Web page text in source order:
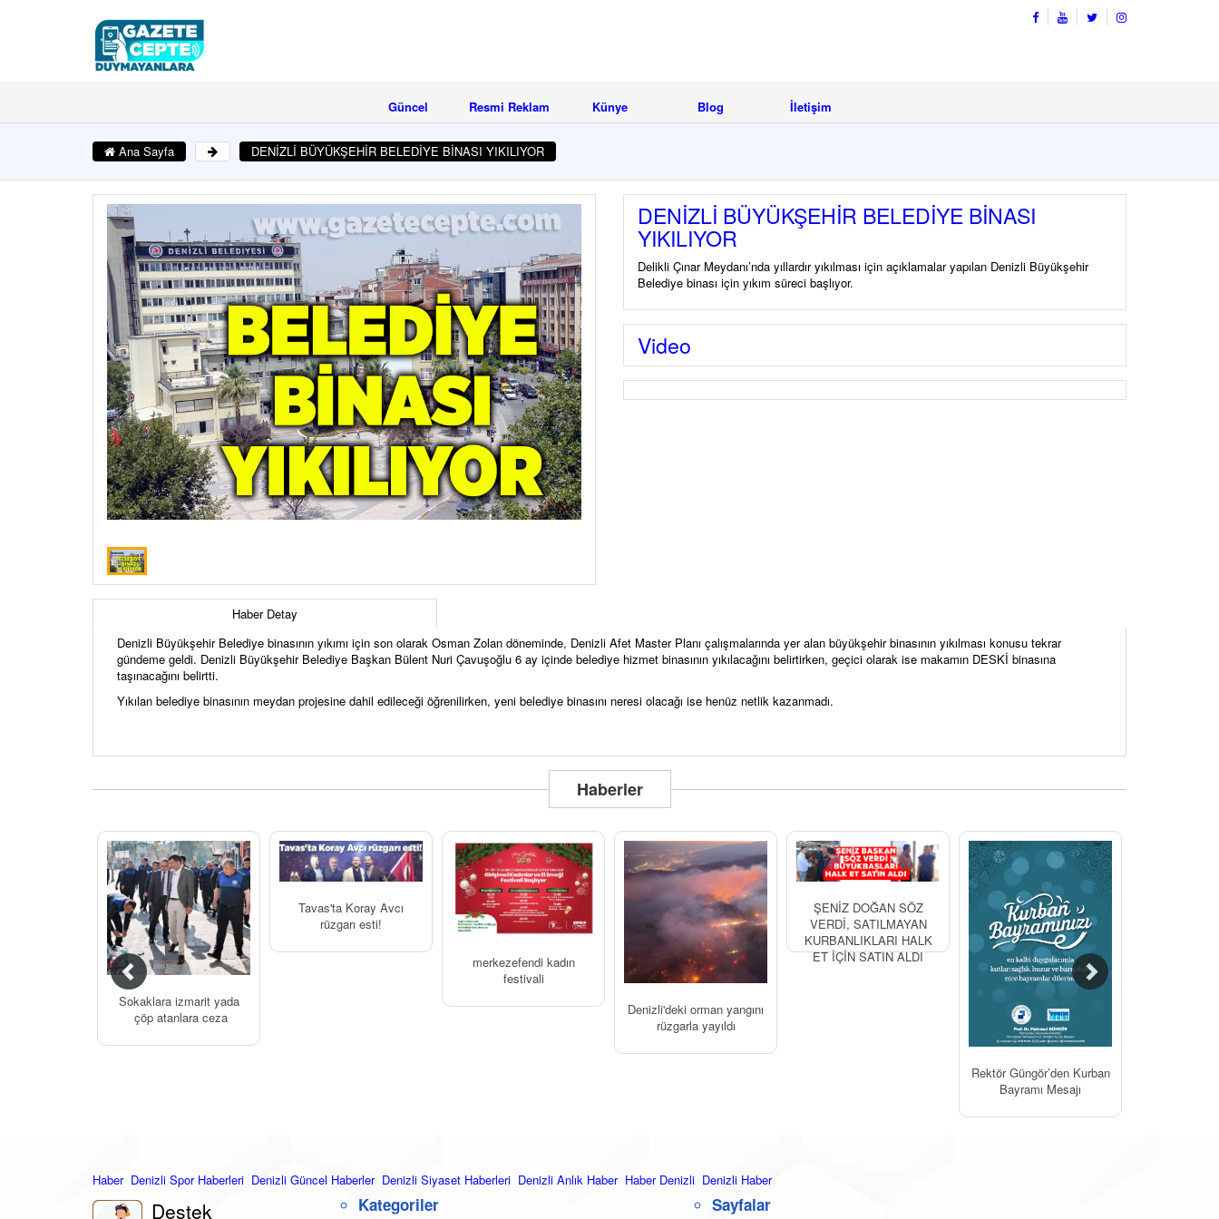
Güncel Resmi Reklam Künye Blog İletişim
Ana Sayfa DENİZLİ BÜYÜKŞEHİR BELEDİYE BİNASI YIKILIYOR
DENİZLİ BÜYÜKŞEHİR BELEDİYE BİNASI
YIKILIYOR
Delikli Çınar Meydanı’nda yıllardır yıkılması için açıklamalar yapılan Denizli Büyükşehir
Belediye binası için yıkım süreci başlıyor.
Video
Haber Detay
Denizli Büyükşehir Belediye binasının yıkımı için son olarak Osman Zolan döneminde, Denizli Afet Master Planı çalışmalarında yer alan büyükşehir binasının yıkılması konusu tekrar
gündeme geldi. Denizli Büyükşehir Belediye Başkan Bülent Nuri Çavuşoğlu 6 ay içinde belediye hizmet binasının yıkılacağını belirtirken, geçici olarak ise makamın DESKİ binasına
taşınacağını belirtti.
Yıkılan belediye binasının meydan projesine dahil edileceği öğrenilirken, yeni belediye binasını neresi olacağı ise henüz netlik kazanmadı.
Haberler
Sokaklara izmarit yada
çöp atanlara ceza
Tavas'ta Koray Avcı
rüzgarı esti!
merkezefendi kadın
festivali
Denizli'deki orman yangını
rüzgarla yayıldı
ŞENİZ DOĞAN SÖZ
VERDİ, SATILMAYAN
KURBANLIKLARI HALK
ET İÇİN SATIN ALDI
Rektör Güngör’den Kurban
Bayramı Mesajı
Haber Denizli Spor Haberleri Denizli Güncel Haberler Denizli Siyaset Haberleri Denizli Anlık Haber Haber Denizli Denizli Haber
Destek Kategoriler Sayfalar